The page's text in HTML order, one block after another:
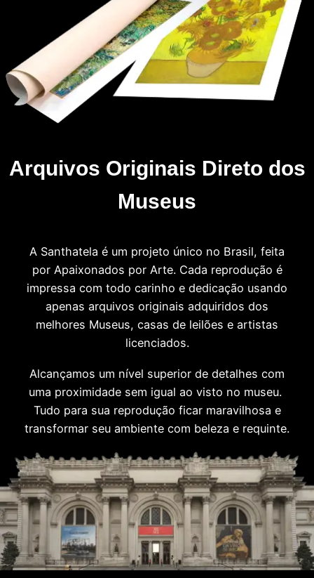
Arquivos Originais Direto dos
Museus
A Santhatela é um projeto único no Brasil, feita
por Apaixonados por Arte. Cada reprodução é
impressa com todo carinho e dedicação usando
apenas arquivos originais adquiridos dos
melhores Museus, casas de leilões e artistas
licenciados.
Alcançamos um nível superior de detalhes com
uma proximidade sem igual ao visto no museu.
Tudo para sua reprodução ficar maravilhosa e
transformar seu ambiente com beleza e requinte.